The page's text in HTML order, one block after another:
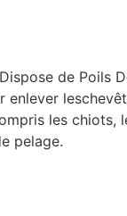
de
enlever
les chiots,
pelage.